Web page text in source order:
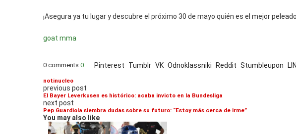
¡Asegura ya tu lugar y descubre el próximo 30 de mayo quién es el mejor
goat mma
0 comments 0 Pinterest Tumblr VK Odnoklassniki Reddit Stumbleupon
notinucleo
previous post
El Bayer Leverkusen es histórico: acaba invicto en la Bundesliga
next post
Pep Guardiola siembra dudas sobre su futuro: “Estoy más cerca de irme”
You may also like